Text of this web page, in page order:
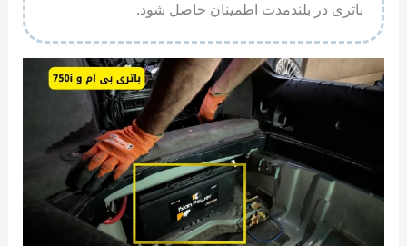
باتری در بلندمدت اطمینان حاصل شود.